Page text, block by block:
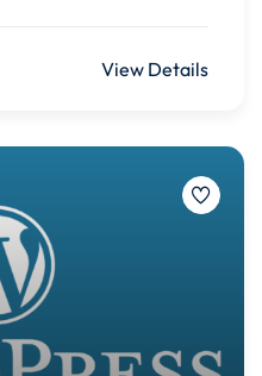
View Details